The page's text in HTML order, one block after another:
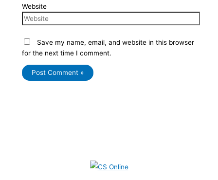
Website
Save my name, email, and website in this browser
for the next time I comment.